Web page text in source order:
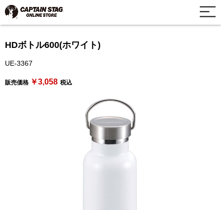
HDボトル600(ホワイト)
UE-3367
販売価格 ￥3,058 税込